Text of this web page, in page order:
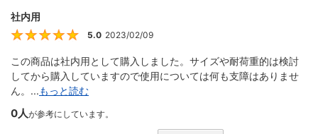
社内用
5
5.0 2023/02/09
この商品は社内用として購入しました。サイズや耐荷重的は検討
してから購入していますので使用については何も支障はありませ
ん。...もっと読む
0人が参考にしています。